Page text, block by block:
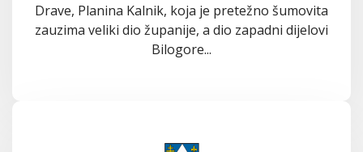
Drave, Planina Kalnik, koja je pretežno šumovita
zauzima veliki dio županije, a dio zapadni dijelovi
Bilogore...